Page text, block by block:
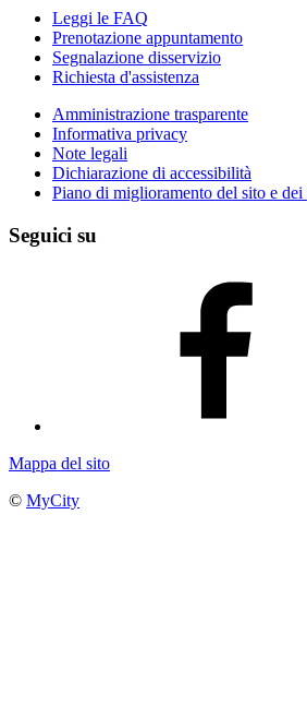
Leggi le FAQ
Prenotazione appuntamento
Segnalazione disservizio
Richiesta d'assistenza
Amministrazione trasparente
Informativa privacy
Note legali
Dichiarazione di accessibilità
Piano di miglioramento del sito e dei
Seguici su
Mappa del sito
© MyCity